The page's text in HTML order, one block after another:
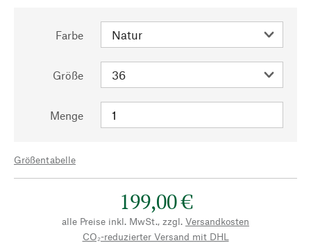
Farbe
Größe
Menge
Größentabelle
199,00 €
alle Preise inkl. MwSt., zzgl. Versandkosten
CO₂-reduzierter Versand mit DHL